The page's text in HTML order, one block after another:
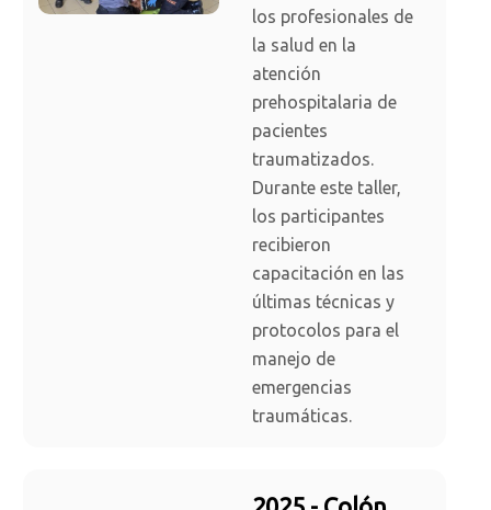
los profesionales de
la salud en la
atención
prehospitalaria de
pacientes
traumatizados.
Durante este taller,
los participantes
recibieron
capacitación en las
últimas técnicas y
protocolos para el
manejo de
emergencias
traumáticas.